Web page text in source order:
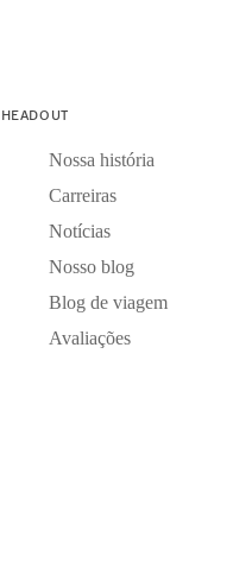
HEADOUT
Nossa história
Carreiras
Notícias
Nosso blog
Blog de viagem
Avaliações